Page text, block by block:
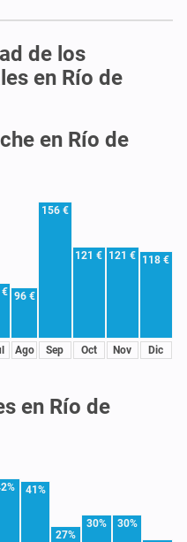
de los
en Río de
en Río de
96 €
Ago
156 €
Sep
121 €
Oct
121 €
Nov
118 €
Dic
en Río de
41%
27%
30% 30%